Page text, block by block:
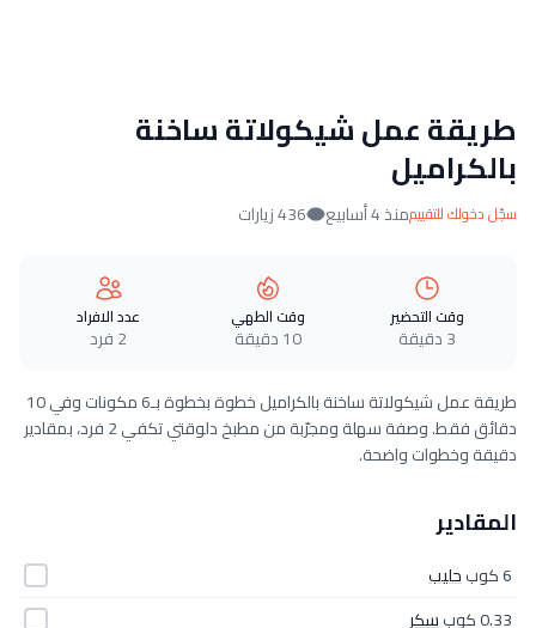
طريقة عمل شيكولاتة ساخنة
بالكراميل
سجّل دخولك للتقييممنذ 4 أسابيع 436 زيارات
وقت التحضير
3 دقيقة
وقت الطهي
10 دقيقة
عدد الافراد
2 فرد
طريقة عمل شيكولاتة ساخنة بالكراميل خطوة بخطوة بـ6 مكونات وفي 10
دقائق فقط. وصفة سهلة ومجرّبة من مطبخ دلوقتي تكفي 2 فرد، بمقادير
دقيقة وخطوات واضحة.
المقادير
6 كوب
حليب
0.33 كوب
سكر